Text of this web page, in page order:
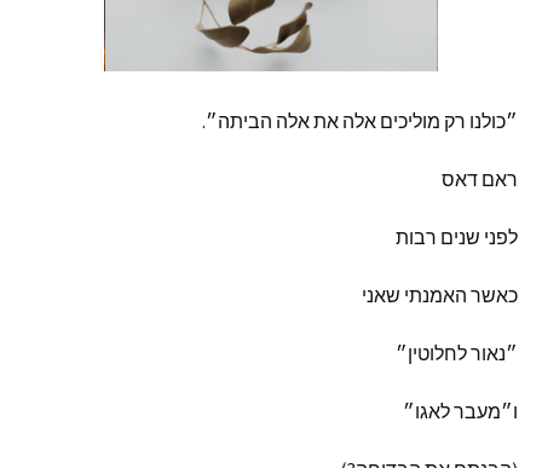
״כולנו רק מוליכים אלה אתאלה הביתה״.
ראם דאס
לפני שנים רבות
כאשר האמנתי שאני
״נאורלחלוטין״
ו״מעברלאגו״